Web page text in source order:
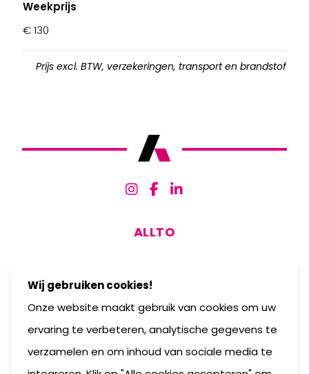
Weekprijs
€ 130
Prijs excl. BTW, verzekeringen, transport en brandstof
ALLTO
8630 Veurne
België
Wij gebruiken cookies!
Onze website maakt gebruik van cookies om uw
ervaring te verbeteren, analytische gegevens te
verzamelen en om inhoud van sociale media te